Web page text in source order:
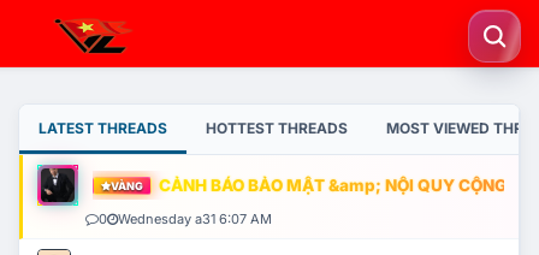
LATEST THREADS HOTTEST THREADS MOST VIEWED
VÀNG CẢNH BÁO BẢO MẬT &amp; NỘI QUY CỘNG
0 Wednesday a31 6:07 AM